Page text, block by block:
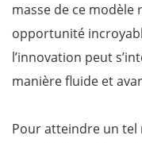
masse de ce modèle
opportunité
l’innovation peut
manière fluide et
Pour atteindre un tel